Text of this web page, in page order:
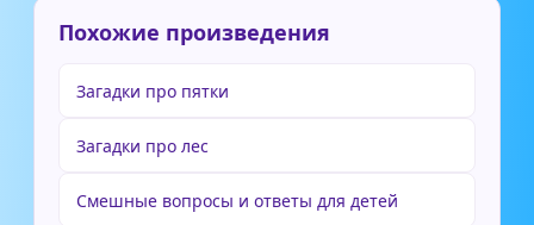
Похожие произведения
Загадки про пятки
Загадки про лес
Смешные вопросы и ответы для детей